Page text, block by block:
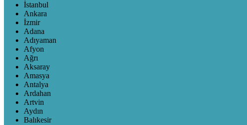
İstanbul
Ankara
İzmir
Adana
Adıyaman
Afyon
Ağrı
Aksaray
Amasya
Antalya
Ardahan
Artvin
Aydın
Balıkesir